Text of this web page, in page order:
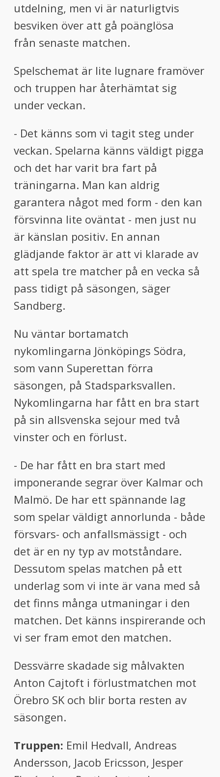
utdelning, men vi är naturligtvis
besviken över att gå poänglösa
från senaste matchen.
Spelschemat är lite lugnare framöver
och truppen har återhämtat sig
under veckan.
- Det känns som vi tagit steg under
veckan. Spelarna känns väldigt pigga
och det har varit bra fart på
träningarna. Man kan aldrig
garantera något med form - den kan
försvinna lite oväntat - men just nu
är känslan positiv. En annan
glädjande faktor är att vi klarade av
att spela tre matcher på en vecka så
pass tidigt på säsongen, säger
Sandberg.
Nu väntar bortamatch
nykomlingarna Jönköpings Södra,
som vann Superettan förra
säsongen, på Stadsparksvallen.
Nykomlingarna har fått en bra start
på sin allsvenska sejour med två
vinster och en förlust.
- De har fått en bra start med
imponerande segrar över Kalmar och
Malmö. De har ett spännande lag
som spelar väldigt annorlunda - både
försvars- och anfallsmässigt - och
det är en ny typ av motståndare.
Dessutom spelas matchen på ett
underlag som vi inte är vana med så
det finns många utmaningar i den
matchen. Det känns inspirerande och
vi ser fram emot den matchen.
Dessvärre skadade sig målvakten
Anton Cajtoft i förlustmatchen mot
Örebro SK och blir borta resten av
säsongen.
Truppen: Emil Hedvall, Andreas
Andersson, Jacob Ericsson, Jesper